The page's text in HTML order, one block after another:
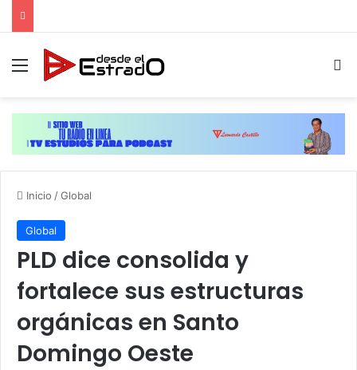
Menú
Inicio /Global
Global
PLD dice consolida y
fortalece sus estructuras
orgánicas en Santo
Domingo Oeste